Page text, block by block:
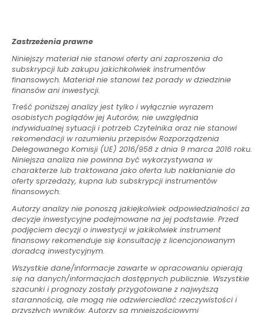
Zastrzeżenia prawne
Niniejszy materiał nie stanowi oferty ani zaproszenia do
subskrypcji lub zakupu jakichkolwiek instrumentów
finansowych. Materiał nie stanowi też porady w dziedzinie
finansów ani inwestycji.
Treść poniższej analizy jest tylko i wyłącznie wyrazem
osobistych poglądów jej Autorów, nie uwzględnia
indywidualnej sytuacji i potrzeb Czytelnika oraz nie stanowi
rekomendacji w rozumieniu przepisów Rozporządzenia
Delegowanego Komisji (UE) 2016/958 z dnia 9 marca 2016 roku.
Niniejsza analiza nie powinna być wykorzystywana w
charakterze lub traktowana jako oferta lub nakłanianie do
oferty sprzedaży, kupna lub subskrypcji instrumentów
finansowych.
Autorzy analizy nie ponoszą jakiejkolwiek odpowiedzialności za
decyzje inwestycyjne podejmowane na jej podstawie. Przed
podjęciem decyzji o inwestycji w jakikolwiek instrument
finansowy rekomenduje się konsultację z licencjonowanym
doradcą inwestycyjnym.
Wszystkie dane/informacje zawarte w opracowaniu opierają
się na danych/informacjach dostępnych publicznie. Wszystkie
szacunki i prognozy zostały przygotowane z najwyższą
starannością, ale mogą nie odzwierciedlać rzeczywistości i
przyszłych wyników. Autorzy są mniejszościowymi